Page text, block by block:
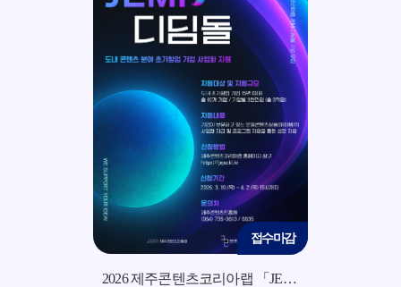
접수마감
2026 제주콘텐츠코리아랩 「JEMI 디딤돌」 지원사업 모집 공고